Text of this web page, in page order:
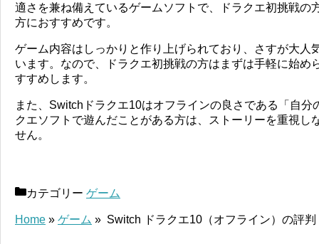
適さを兼ね備えているゲームソフトで、ドラクエ初挑戦の
方におすすめです。
ゲーム内容はしっかりと作り上げられており、さすが大人
います。なので、ドラクエ初挑戦の方はまずは手軽に始め
すすめします。
また、Switchドラクエ10はオフラインの良さである「自
クエソフトで遊んだことがある方は、ストーリーを重視し
せん。
カテゴリー ゲーム
Home » ゲーム » Switch ドラクエ10（オフライン）の評